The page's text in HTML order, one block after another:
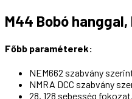
M44 Bobó
Főbb paraméterek:
NEM662 szabvány
NMRA DCC szabvány
28, 128 sebesség